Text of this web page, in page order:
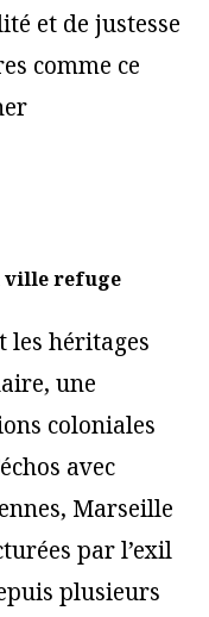
et de justesse
comme ce
ville refuge
les héritages
une
coloniales
avec
Marseille
par l’exil
plusieurs